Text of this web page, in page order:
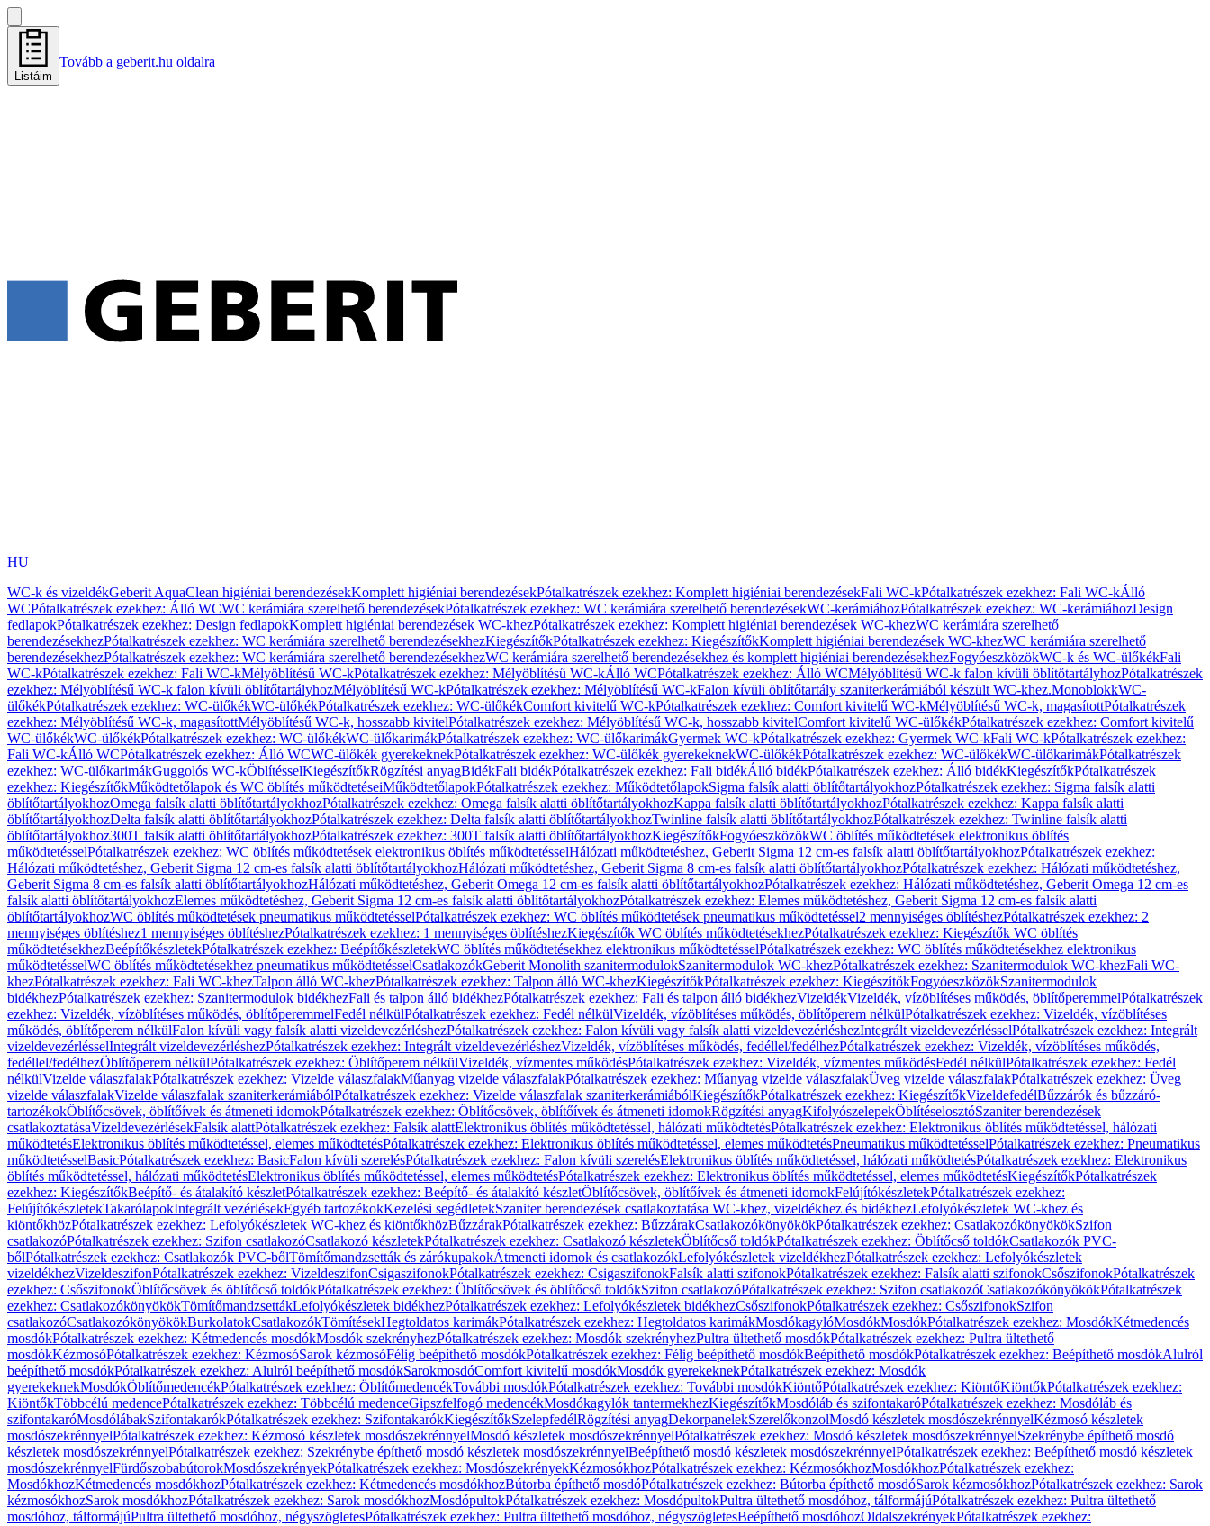
Listáim
Tovább a geberit.hu oldalra
HU
WC-k és vizeldékGeberit AquaClean higiéniai berendezésekKomplett higiéniai berendezésekPótalkatrészek ezekhez: Komplett higiéniai berendezésekFali WC-kPótalkatrészek ezekhez: Fali WC-kÁlló
WCPótalkatrészek ezekhez: Álló WCWC kerámiára szerelhető berendezésekPótalkatrészek ezekhez: WC kerámiára szerelhető berendezésekWC-kerámiáhozPótalkatrészek ezekhez: WC-kerámiáhozDesign
fedlapokPótalkatrészek ezekhez: Design fedlapokKomplett higiéniai berendezések WC-khezPótalkatrészek ezekhez: Komplett higiéniai berendezések WC-khezWC kerámiára szerelhető
berendezésekhezPótalkatrészek ezekhez: WC kerámiára szerelhető berendezésekhezKiegészítőkPótalkatrészek ezekhez: KiegészítőkKomplett higiéniai berendezések WC-khezWC kerámiára szerelhető
berendezésekhezPótalkatrészek ezekhez: WC kerámiára szerelhető berendezésekhezWC kerámiára szerelhető berendezésekhez és komplett higiéniai berendezésekhezFogyóeszközökWC-k és WC-ülőkékFali
WC-kPótalkatrészek ezekhez: Fali WC-kMélyöblítésű WC-kPótalkatrészek ezekhez: Mélyöblítésű WC-kÁlló WCPótalkatrészek ezekhez: Álló WCMélyöblítésű WC-k falon kívüli öblítőtartályhozPótalkatrészek
ezekhez: Mélyöblítésű WC-k falon kívüli öblítőtartályhozMélyöblítésű WC-kPótalkatrészek ezekhez: Mélyöblítésű WC-kFalon kívüli öblítőtartály szaniterkerámiából készült WC-khez.MonoblokkWC-
ülőkékPótalkatrészek ezekhez: WC-ülőkékWC-ülőkékPótalkatrészek ezekhez: WC-ülőkékComfort kivitelű WC-kPótalkatrészek ezekhez: Comfort kivitelű WC-kMélyöblítésű WC-k, magasítottPótalkatrészek
ezekhez: Mélyöblítésű WC-k, magasítottMélyöblítésű WC-k, hosszabb kivitelPótalkatrészek ezekhez: Mélyöblítésű WC-k, hosszabb kivitelComfort kivitelű WC-ülőkékPótalkatrészek ezekhez: Comfort kivitelű
WC-ülőkékWC-ülőkékPótalkatrészek ezekhez: WC-ülőkékWC-ülőkarimákPótalkatrészek ezekhez: WC-ülőkarimákGyermek WC-kPótalkatrészek ezekhez: Gyermek WC-kFali WC-kPótalkatrészek ezekhez:
Fali WC-kÁlló WCPótalkatrészek ezekhez: Álló WCWC-ülőkék gyerekeknekPótalkatrészek ezekhez: WC-ülőkék gyerekeknekWC-ülőkékPótalkatrészek ezekhez: WC-ülőkékWC-ülőkarimákPótalkatrészek
ezekhez: WC-ülőkarimákGuggolós WC-kÖblítésselKiegészítőkRögzítési anyagBidékFali bidékPótalkatrészek ezekhez: Fali bidékÁlló bidékPótalkatrészek ezekhez: Álló bidékKiegészítőkPótalkatrészek
ezekhez: KiegészítőkMűködtetőlapok és WC öblítés működtetéseiMűködtetőlapokPótalkatrészek ezekhez: MűködtetőlapokSigma falsík alatti öblítőtartályokhozPótalkatrészek ezekhez: Sigma falsík alatti
öblítőtartályokhozOmega falsík alatti öblítőtartályokhozPótalkatrészek ezekhez: Omega falsík alatti öblítőtartályokhozKappa falsík alatti öblítőtartályokhozPótalkatrészek ezekhez: Kappa falsík alatti
öblítőtartályokhozDelta falsík alatti öblítőtartályokhozPótalkatrészek ezekhez: Delta falsík alatti öblítőtartályokhozTwinline falsík alatti öblítőtartályokhozPótalkatrészek ezekhez: Twinline falsík alatti
öblítőtartályokhoz300T falsík alatti öblítőtartályokhozPótalkatrészek ezekhez: 300T falsík alatti öblítőtartályokhozKiegészítőkFogyóeszközökWC öblítés működtetések elektronikus öblítés
működtetésselPótalkatrészek ezekhez: WC öblítés működtetések elektronikus öblítés működtetésselHálózati működtetéshez, Geberit Sigma 12 cm-es falsík alatti öblítőtartályokhozPótalkatrészek ezekhez:
Hálózati működtetéshez, Geberit Sigma 12 cm-es falsík alatti öblítőtartályokhozHálózati működtetéshez, Geberit Sigma 8 cm-es falsík alatti öblítőtartályokhozPótalkatrészek ezekhez: Hálózati működtetéshez,
Geberit Sigma 8 cm-es falsík alatti öblítőtartályokhozHálózati működtetéshez, Geberit Omega 12 cm-es falsík alatti öblítőtartályokhozPótalkatrészek ezekhez: Hálózati működtetéshez, Geberit Omega 12 cm-es
falsík alatti öblítőtartályokhozElemes működtetéshez, Geberit Sigma 12 cm-es falsík alatti öblítőtartályokhozPótalkatrészek ezekhez: Elemes működtetéshez, Geberit Sigma 12 cm-es falsík alatti
öblítőtartályokhozWC öblítés működtetések pneumatikus működtetésselPótalkatrészek ezekhez: WC öblítés működtetések pneumatikus működtetéssel2 mennyiséges öblítéshezPótalkatrészek ezekhez: 2
mennyiséges öblítéshez1 mennyiséges öblítéshezPótalkatrészek ezekhez: 1 mennyiséges öblítéshezKiegészítők WC öblítés működtetésekhezPótalkatrészek ezekhez: Kiegészítők WC öblítés
működtetésekhezBeépítőkészletekPótalkatrészek ezekhez: BeépítőkészletekWC öblítés működtetésekhez elektronikus működtetésselPótalkatrészek ezekhez: WC öblítés működtetésekhez elektronikus
működtetésselWC öblítés működtetésekhez pneumatikus működtetésselCsatlakozókGeberit Monolith szanitermodulokSzanitermodulok WC-khezPótalkatrészek ezekhez: Szanitermodulok WC-khezFali WC-
khezPótalkatrészek ezekhez: Fali WC-khezTalpon álló WC-khezPótalkatrészek ezekhez: Talpon álló WC-khezKiegészítőkPótalkatrészek ezekhez: KiegészítőkFogyóeszközökSzanitermodulok
bidékhezPótalkatrészek ezekhez: Szanitermodulok bidékhezFali és talpon álló bidékhezPótalkatrészek ezekhez: Fali és talpon álló bidékhezVizeldékVizeldék, vízöblítéses működés, öblítőperemmelPótalkatrészek
ezekhez: Vizeldék, vízöblítéses működés, öblítőperemmelFedél nélkülPótalkatrészek ezekhez: Fedél nélkülVizeldék, vízöblítéses működés, öblítőperem nélkülPótalkatrészek ezekhez: Vizeldék, vízöblítéses
működés, öblítőperem nélkülFalon kívüli vagy falsík alatti vizeldevezérléshezPótalkatrészek ezekhez: Falon kívüli vagy falsík alatti vizeldevezérléshezIntegrált vizeldevezérlésselPótalkatrészek ezekhez: Integrált
vizeldevezérlésselIntegrált vizeldevezérléshezPótalkatrészek ezekhez: Integrált vizeldevezérléshezVizeldék, vízöblítéses működés, fedéllel/fedélhezPótalkatrészek ezekhez: Vizeldék, vízöblítéses működés,
fedéllel/fedélhezÖblítőperem nélkülPótalkatrészek ezekhez: Öblítőperem nélkülVizeldék, vízmentes működésPótalkatrészek ezekhez: Vizeldék, vízmentes működésFedél nélkülPótalkatrészek ezekhez: Fedél
nélkülVizelde válaszfalakPótalkatrészek ezekhez: Vizelde válaszfalakMűanyag vizelde válaszfalakPótalkatrészek ezekhez: Műanyag vizelde válaszfalakÜveg vizelde válaszfalakPótalkatrészek ezekhez: Üveg
vizelde válaszfalakVizelde válaszfalak szaniterkerámiábólPótalkatrészek ezekhez: Vizelde válaszfalak szaniterkerámiábólKiegészítőkPótalkatrészek ezekhez: KiegészítőkVizeldefedélBűzzárók és bűzzáró-
tartozékokÖblítőcsövek, öblítőívek és átmeneti idomokPótalkatrészek ezekhez: Öblítőcsövek, öblítőívek és átmeneti idomokRögzítési anyagKifolyószelepekÖblítéselosztóSzaniter berendezések
csatlakoztatásaVizeldevezérlésekFalsík alattPótalkatrészek ezekhez: Falsík alattElektronikus öblítés működtetéssel, hálózati működtetésPótalkatrészek ezekhez: Elektronikus öblítés működtetéssel, hálózati
működtetésElektronikus öblítés működtetéssel, elemes működtetésPótalkatrészek ezekhez: Elektronikus öblítés működtetéssel, elemes működtetésPneumatikus működtetésselPótalkatrészek ezekhez: Pneumatikus
működtetésselBasicPótalkatrészek ezekhez: BasicFalon kívüli szerelésPótalkatrészek ezekhez: Falon kívüli szerelésElektronikus öblítés működtetéssel, hálózati működtetésPótalkatrészek ezekhez: Elektronikus
öblítés működtetéssel, hálózati működtetésElektronikus öblítés működtetéssel, elemes működtetésPótalkatrészek ezekhez: Elektronikus öblítés működtetéssel, elemes működtetésKiegészítőkPótalkatrészek
ezekhez: KiegészítőkBeépítő- és átalakító készletPótalkatrészek ezekhez: Beépítő- és átalakító készletÖblítőcsövek, öblítőívek és átmeneti idomokFelújítókészletekPótalkatrészek ezekhez:
FelújítókészletekTakarólapokIntegrált vezérlésekEgyéb tartozékokKezelési segédletekSzaniter berendezések csatlakoztatása WC-khez, vizeldékhez és bidékhezLefolyókészletek WC-khez és
kiöntőkhözPótalkatrészek ezekhez: Lefolyókészletek WC-khez és kiöntőkhözBűzzárakPótalkatrészek ezekhez: BűzzárakCsatlakozókönyökökPótalkatrészek ezekhez: CsatlakozókönyökökSzifon
csatlakozóPótalkatrészek ezekhez: Szifon csatlakozóCsatlakozó készletekPótalkatrészek ezekhez: Csatlakozó készletekÖblítőcső toldókPótalkatrészek ezekhez: Öblítőcső toldókCsatlakozók PVC-
bőlPótalkatrészek ezekhez: Csatlakozók PVC-bőlTömítőmandzsetták és zárókupakokÁtmeneti idomok és csatlakozókLefolyókészletek vizeldékhezPótalkatrészek ezekhez: Lefolyókészletek
vizeldékhezVizeldeszifonPótalkatrészek ezekhez: VizeldeszifonCsigaszifonokPótalkatrészek ezekhez: CsigaszifonokFalsík alatti szifonokPótalkatrészek ezekhez: Falsík alatti szifonokCsőszifonokPótalkatrészek
ezekhez: CsőszifonokÖblítőcsövek és öblítőcső toldókPótalkatrészek ezekhez: Öblítőcsövek és öblítőcső toldókSzifon csatlakozóPótalkatrészek ezekhez: Szifon csatlakozóCsatlakozókönyökökPótalkatrészek
ezekhez: CsatlakozókönyökökTömítőmandzsettákLefolyókészletek bidékhezPótalkatrészek ezekhez: Lefolyókészletek bidékhezCsőszifonokPótalkatrészek ezekhez: CsőszifonokSzifon
csatlakozóCsatlakozókönyökökBurkolatokCsatlakozókTömítésekHegtoldatos karimákPótalkatrészek ezekhez: Hegtoldatos karimákMosdókagylóMosdókMosdókPótalkatrészek ezekhez: MosdókKétmedencés
mosdókPótalkatrészek ezekhez: Kétmedencés mosdókMosdók szekrényhezPótalkatrészek ezekhez: Mosdók szekrényhezPultra ültethető mosdókPótalkatrészek ezekhez: Pultra ültethető
mosdókKézmosóPótalkatrészek ezekhez: KézmosóSarok kézmosóFélig beépíthető mosdókPótalkatrészek ezekhez: Félig beépíthető mosdókBeépíthető mosdókPótalkatrészek ezekhez: Beépíthető mosdókAlulról
beépíthető mosdókPótalkatrészek ezekhez: Alulról beépíthető mosdókSarokmosdóComfort kivitelű mosdókMosdók gyerekeknekPótalkatrészek ezekhez: Mosdók
gyerekeknekMosdókÖblítőmedencékPótalkatrészek ezekhez: ÖblítőmedencékTovábbi mosdókPótalkatrészek ezekhez: További mosdókKiöntőPótalkatrészek ezekhez: KiöntőKiöntőkPótalkatrészek ezekhez:
KiöntőkTöbbcélú medencePótalkatrészek ezekhez: Többcélú medenceGipszfelfogó medencékMosdókagylók tantermekhezKiegészítőkMosdóláb és szifontakaróPótalkatrészek ezekhez: Mosdóláb és
szifontakaróMosdólábakSzifontakarókPótalkatrészek ezekhez: SzifontakarókKiegészítőkSzelepfedélRögzítési anyagDekorpanelekSzerelőkonzolMosdó készletek mosdószekrénnyelKézmosó készletek
mosdószekrénnyelPótalkatrészek ezekhez: Kézmosó készletek mosdószekrénnyelMosdó készletek mosdószekrénnyelPótalkatrészek ezekhez: Mosdó készletek mosdószekrénnyelSzekrénybe építhető mosdó
készletek mosdószekrénnyelPótalkatrészek ezekhez: Szekrénybe építhető mosdó készletek mosdószekrénnyelBeépíthető mosdó készletek mosdószekrénnyelPótalkatrészek ezekhez: Beépíthető mosdó készletek
mosdószekrénnyelFürdőszobabútorokMosdószekrényekPótalkatrészek ezekhez: MosdószekrényekKézmosókhozPótalkatrészek ezekhez: KézmosókhozMosdókhozPótalkatrészek ezekhez:
MosdókhozKétmedencés mosdókhozPótalkatrészek ezekhez: Kétmedencés mosdókhozBútorba építhető mosdóPótalkatrészek ezekhez: Bútorba építhető mosdóSarok kézmosókhozPótalkatrészek ezekhez: Sarok
kézmosókhozSarok mosdókhozPótalkatrészek ezekhez: Sarok mosdókhozMosdópultokPótalkatrészek ezekhez: MosdópultokPultra ültethető mosdóhoz, tálformájúPótalkatrészek ezekhez: Pultra ültethető
mosdóhoz, tálformájúPultra ültethető mosdóhoz, négyszögletesPótalkatrészek ezekhez: Pultra ültethető mosdóhoz, négyszögletesBeépíthető mosdóhozOldalszekrényekPótalkatrészek ezekhez: